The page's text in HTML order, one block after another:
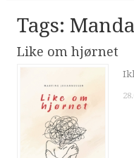
Tags:
Like om hjørnet